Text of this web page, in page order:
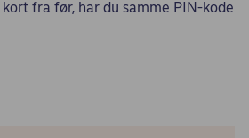
fra før, har du samme PIN-kode